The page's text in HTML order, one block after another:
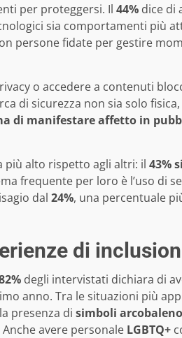
per proteggersi. Il 44% dice di
sia comportamenti più
persone fidate per gestire
o accedere a contenuti
di sicurezza non sia solo
di manifestare affetto in
più alto rispetto agli altri: il 43%
frequente per loro è l’uso di
dal 24%, una percentuale
di
degli intervistati dichiara di
anno. Tra le situazioni più
presenza di simboli arcobaleno
Anche avere personale LGBTQ+